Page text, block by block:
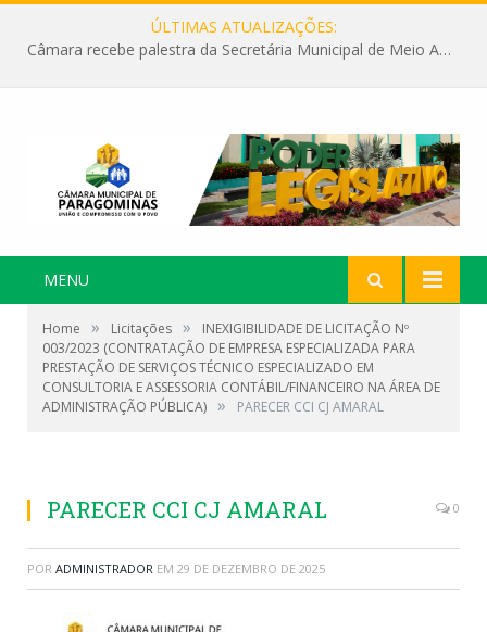
ÚLTIMAS ATUALIZAÇÕES:
Câmara recebe palestra da Secretária Municipal de Meio Ambiente sobre as ações da “SEMANA DO MEIO AMBIENTE”
MENU
Home » Licitações »
INEXIGIBILIDADE DE LICITAÇÃO Nº
003/2023 (CONTRATAÇÃO DE EMPRESA ESPECIALIZADA PARA
PRESTAÇÃO DE SERVIÇOS TÉCNICO ESPECIALIZADO EM
CONSULTORIA E ASSESSORIA CONTÁBIL/FINANCEIRO NA ÁREA DE
ADMINISTRAÇÃO PÚBLICA) » PARECER CCI CJ AMARAL
PARECER CCI CJ AMARAL 0
POR ADMINISTRADOR EM 29 DE DEZEMBRO DE 2025